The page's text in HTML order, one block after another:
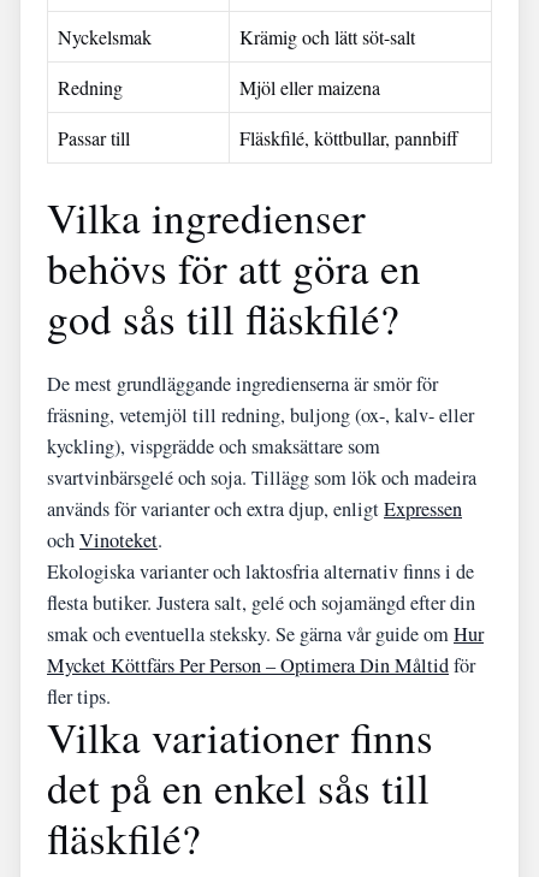
Nyckelsmak
Krämig och lätt söt-salt
Redning
Mjöl eller maizena
Passar till
Fläskfilé, köttbullar, pannbiff
Vilka ingredienser
behövs för att göra en
god sås till fläskfilé?
De mest grundläggande ingredienserna är smör för
fräsning, vetemjöl till redning, buljong (ox-, kalv- eller
kyckling), vispgrädde och smaksättare som
svartvinbärsgelé och soja. Tillägg som lök och madeira
används för varianter och extra djup, enligtExpressen
ochVinoteket.
Ekologiska varianter och laktosfria alternativ finns i de
flesta butiker. Justera salt, gelé och sojamängd efter din
smak och eventuella steksky. Se gärna vår guide omHur
Mycket Köttfärs Per Person – Optimera Din Måltidför
fler tips.
Vilka variationer finns
det på en enkel sås till
fläskfilé?